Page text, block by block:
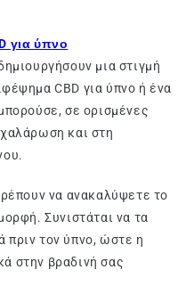
για ύπνο
μια στιγμή
CBD για ύπνο ή ένα
σε ορισμένες
και στη
να ανακαλύψετε το
Συνιστάται να τα
πριν τον ύπνο, ώστε η
στην βραδινή σας